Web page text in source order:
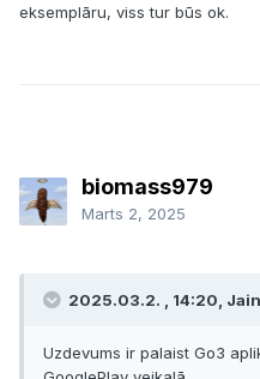
eksemplāru, viss tur būs ok.
biomass979
Marts 2, 2025
2025.03.2. , 14:20,
Uzdevums ir palaist Go3